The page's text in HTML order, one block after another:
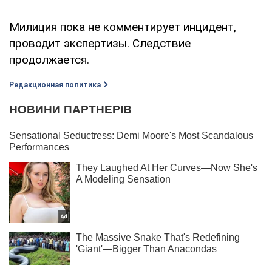
Милиция пока не комментирует инцидент,
проводит экспертизы. Следствие
продолжается.
Редакционная политика